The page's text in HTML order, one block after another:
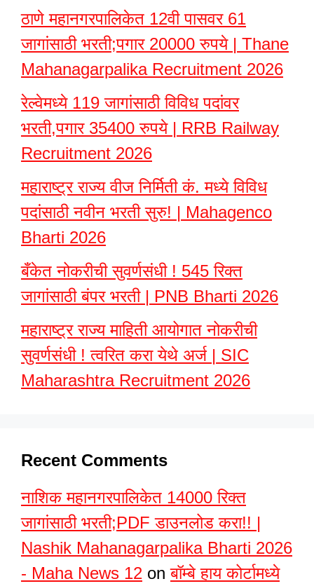
ठाणे महानगरपालिकेत 12वी पासवर 61
जागांसाठी भरती;पगार 20000 रुपये | Thane
Mahanagarpalika Recruitment 2026
रेल्वेमध्ये 119 जागांसाठी विविध पदांवर
भरती,पगार 35400 रुपये | RRB Railway
Recruitment 2026
महाराष्ट्र राज्य वीज निर्मिती कं. मध्ये विविध
पदांसाठी नवीन भरती सुरु! | Mahagenco
Bharti 2026
बँकेत नोकरीची सुवर्णसंधी ! 545 रिक्त
जागांसाठी बंपर भरती | PNB Bharti 2026
महाराष्ट्र राज्य माहिती आयोगात नोकरीची
सुवर्णसंधी ! त्वरित करा येथे अर्ज | SIC
Maharashtra Recruitment 2026
Recent Comments
नाशिक महानगरपालिकेत 14000 रिक्त
जागांसाठी भरती;PDF डाउनलोड करा!! |
Nashik Mahanagarpalika Bharti 2026
- Maha News 12 onबॉम्बे हाय कोर्टामध्ये